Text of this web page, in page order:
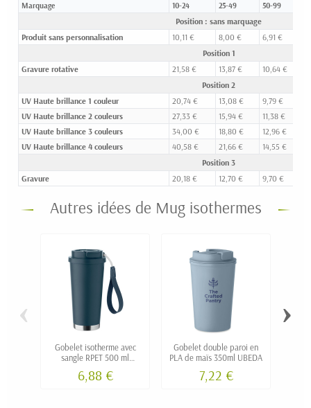
Marquage 10-24 25-49 50-99
Position : sans marquage
Produit sans personnalisation
10,11 € 8,00 € 6,91 €
Position 1
Gravure rotative
21,58 € 13,87 € 10,64 €
Position 2
UV Haute brillance 1 couleur
20,74 € 13,08 € 9,79 €
UV Haute brillance 2 couleurs
27,33 € 15,94 € 11,38 €
UV Haute brillance 3 couleurs
34,00 € 18,80 € 12,96 €
UV Haute brillance 4 couleurs
40,58 € 21,66 € 14,55 €
Position 3
Gravure
20,18 € 12,70 € 9,70 €
Autres idées de Mug isothermes
Gobelet isotherme avec
sangle RPET 500 ml
6,88 €
Gobelet double paroi en
PLA de maïs 350ml UBEDA
7,22 €
‹ ›